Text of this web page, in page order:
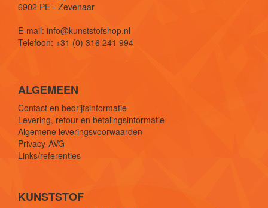
6902 PE - Zevenaar
E-mail: info@kunststofshop.nl
Telefoon: +31 (0) 316 241 994
ALGEMEEN
Contact en bedrijfsinformatie
Levering, retour en betalingsinformatie
Algemene leveringsvoorwaarden
Privacy-AVG
Links/referenties
KUNSTSTOF